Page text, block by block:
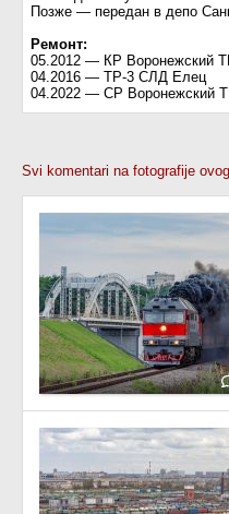
Позже — передан в депо
Ремонт:
05.2012 — КР Воронежский
04.2016 — ТР-3 СЛД Елец
04.2022 — СР Воронежский
Svi komentari na fotografije